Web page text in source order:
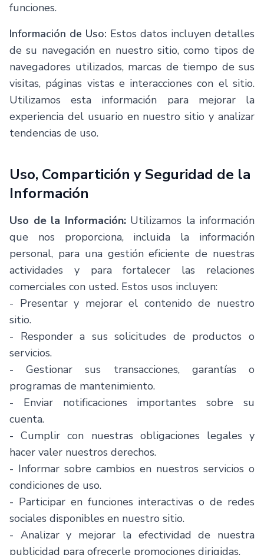
funciones.
Información de Uso: Estos datos incluyen detalles
de su navegación en nuestro sitio, como tipos de
navegadores utilizados, marcas de tiempo de sus
visitas, páginas vistas e interacciones con el sitio.
Utilizamos esta información para mejorar la
experiencia del usuario en nuestro sitio y analizar
tendencias de uso.
Uso, Compartición y Seguridad de la
Información
Uso de la Información:Utilizamos la información
que nos proporciona, incluida la información
personal, para una gestión eficiente de nuestras
actividades y para fortalecer las relaciones
comerciales con usted. Estos usos incluyen:
- Presentar y mejorar el contenido de nuestro
sitio.
- Responder a sus solicitudes de productos o
servicios.
- Gestionar sus transacciones, garantías o
programas de mantenimiento.
- Enviar notificaciones importantes sobre su
cuenta.
- Cumplir con nuestras obligaciones legales y
hacer valer nuestros derechos.
- Informar sobre cambios en nuestros servicios o
condiciones de uso.
- Participar en funciones interactivas o de redes
sociales disponibles en nuestro sitio.
- Analizar y mejorar la efectividad de nuestra
publicidad para ofrecerle promociones dirigidas.